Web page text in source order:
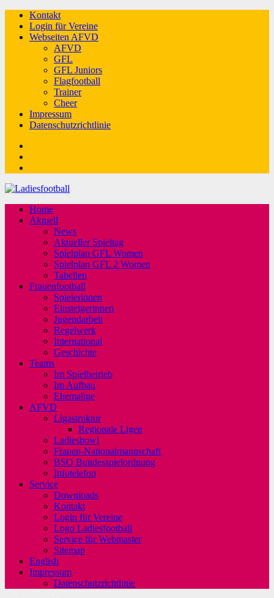
Kontakt
Login für Vereine
Webseiten AFVD
AFVD
GFL
GFL Juniors
Flagfootball
Trainer
Cheer
Impressum
Datenschutzrichtlinie
Home
Aktuell
News
Aktueller Spieltag
Spielplan GFL Women
Spielplan GFL 2 Women
Tabellen
Frauenfootball
Spielerinnen
Einsteigerinnen
Jugendarbeit
Regelwerk
International
Geschichte
Teams
Im Spielbetrieb
Im Aufbau
Ehemalige
AFVD
Ligastruktur
Regionale Ligen
Ladiesbowl
Frauen-Nationalmannschaft
BSO Bundesspielordnung
Infotelefon
Service
Downloads
Kontakt
Login für Vereine
Logo Ladiesfootball
Service für Webmaster
Sitemap
English
Impressum
Datenschutzrichtlinie